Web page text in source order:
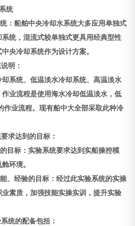
统
：船舶中央冷却水系统大多应用单独式
统，混流式较单独式更具用经典型性
央冷却系统作为设计方案。
明：
系统、低温淡水冷却系统、高温淡水
业流程是使用海水冷却低温淡水，低
作业流程。现有船中大全部采取此种冷
求达到的目标：
目标：实验系统要求达到实船操控模
环境。
、经验的目标：经过此实验系统的实操
素质，加强技能实操实训，提升实验
统的配备包括：